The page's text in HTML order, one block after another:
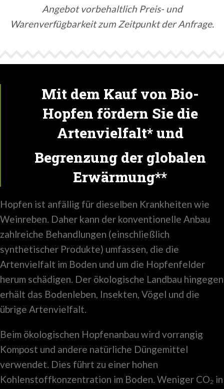
Angebot vorbehaltlich Preis- und
Warenverfügbarkeit zum Zeitpunkt der Anfrage.
Mit dem Kauf von Bio-
Hopfen fördern Sie die
Artenvielfalt* und
Begrenzung der globalen
Erwärmung**
Hopfen ist anfällig für dieselben Krankheiten wie
Weinreben. Daher kann der konventionelle Anbau
zahlreiche Behandlungen (einschließlich
synthetischer Produkte) umfassen, die die
Artenvielfalt im Boden und um die Hopfenfelder
herum schädigen. Der ökologische Landbau hingegen
erhält das Bodenleben, Insekten, Vögel und die
übrige Artenvielfalt.
Beim ökologischen Hopfenanbau wird vorrangig
Kompost und andere natürliche Düngemittel
verwendet. Dies führt zu einer hohen
Kohlenstoffkonzentration im Boden. Weniger CO₂ in